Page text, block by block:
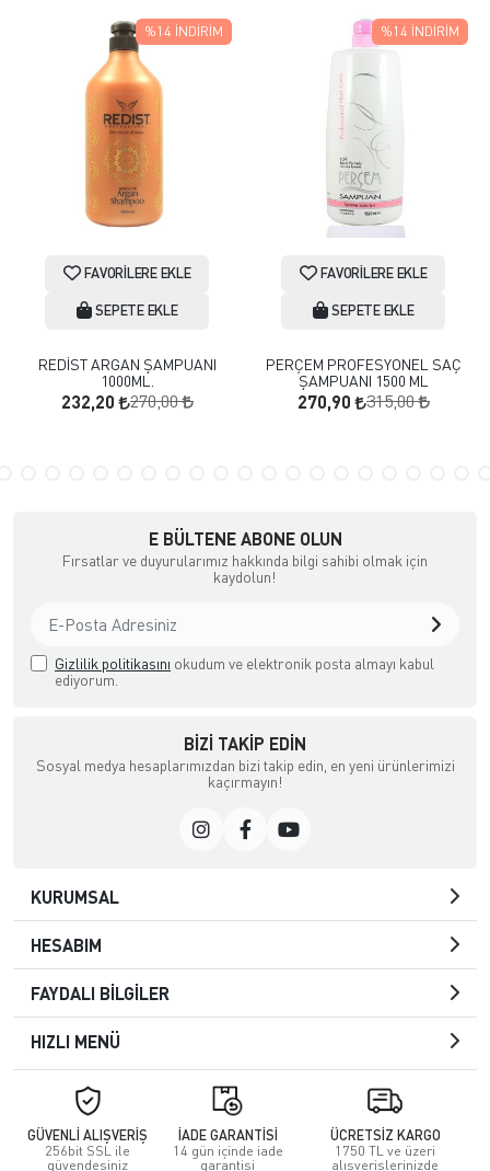
FAVORILERE EKLE
SEPETE EKLE
REDİST ARGAN ŞAMPUANI
1000ML.
232,20 270,00
%14 İNDIRIM
FAVORILERE EKLE
SEPETE EKLE
PERÇEM PROFESYONEL SAÇ
ŞAMPUANI 1500 ML
270,90 315,00
%14 İNDIRIM
E BÜLTENE ABONE OLUN
Fırsatlar ve duyurularımız hakkında bilgi sahibi olmak için
kaydolun!
Gizlilik politikasını okudum ve elektronik posta almayı kabul
ediyorum.
BIZI TAKIP EDIN
Sosyal medya hesaplarımızdan bizi takip edin, en yeni ürünlerimizi
kaçırmayın!
KURUMSAL
HESABIM
FAYDALI BİLGİLER
HIZLI MENÜ
GÜVENLİ ALIŞVERİŞ
256bit SSL ile
güvendesiniz
İADE GARANTİSİ
14 gün içinde iade
garantisi
ÜCRETSİZ KARGO
1750 TL ve üzeri
alışverişlerinizde